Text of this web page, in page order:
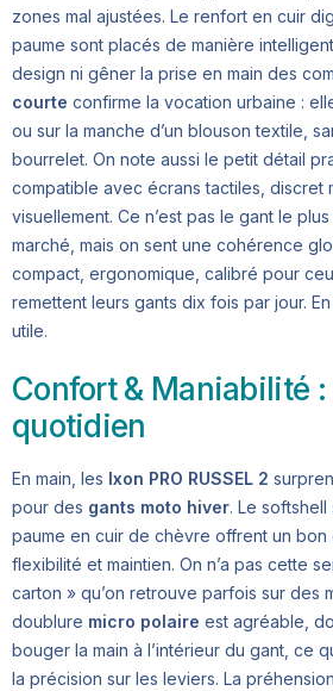
zones mal ajustées. Le renfort en cuir
paume sont placés de manière
design ni gêner la prise en main des
courte confirme la vocation urbaine :
ou sur la manche d’un blouson textile,
bourrelet. On note aussi le petit détail
compatible avec écrans tactiles, discret
visuellement. Ce n’est pas le gant le
marché, mais on sent une cohérence
compact, ergonomique, calibré pour
remettent leurs gants dix fois par jour.
utile.
Confort & Maniabilité
quotidien
En main, les Ixon PRO RUSSEL 2
pour des gants moto hiver. Le
paume en cuir de chèvre offrent un bon
flexibilité et maintien. On n’a pas cette
carton » qu’on retrouve parfois sur des
doublure micro polaire est agréable,
bouger la main à l’intérieur du gant, ce
la précision sur les leviers. La